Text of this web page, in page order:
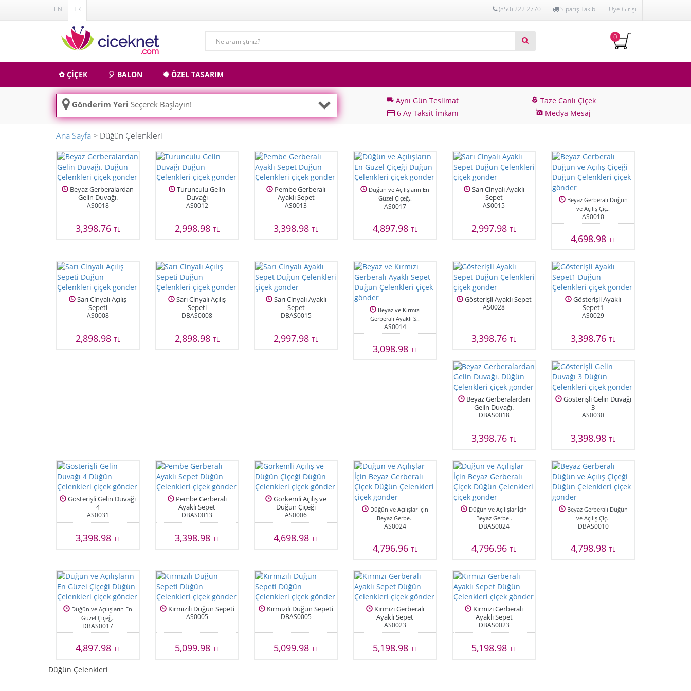
EN TR (850) 222 2770 Sipariş Takibi Üye Girişi
0
✿ ÇİÇEK 🎈 BALON ✹ ÖZEL TASARIM
Gönderim Yeri Seçerek Başlayın! local_shipping Aynı Gün Teslimat local_florist Taze Canlı Çiçek
6 Ay Taksit İmkanı
add_a_photo Medya Mesaj
Ana Sayfa > Düğün Çelenkleri
Beyaz Gerberalardan
Gelin Duvağı.
AS0018
3,398.76 TL
Turunculu Gelin
Duvağı
AS0012
2,998.98 TL
Pembe Gerberalı
Ayaklı Sepet
AS0013
3,398.98TL
Düğün ve Açılışların En
Güzel Çiçeğ..
AS0017
4,897.98 TL
Sarı Cinyalı Ayaklı
Sepet
AS0015
2,997.98TL
Beyaz Gerberalı Düğün
ve Açılış Çiç..
AS0010
4,698.98TL
Sarı Cinyalı Açılış
Sepeti
AS0008
2,898.98 TL
Sarı Cinyalı Açılış
Sepeti
DBAS0008
2,898.98 TL
Sarı Cinyalı Ayaklı
Sepet
DBAS0015
2,997.98TL
Beyaz ve Kırmızı
Gerberalı Ayaklı S..
AS0014
3,098.98 TL
Gösterişli Ayaklı Sepet
AS0028
3,398.76TL
Gösterişli Ayaklı
Sepet1
AS0029
3,398.76TL
Beyaz Gerberalardan
Gelin Duvağı.
DBAS0018
3,398.76TL
Gösterişli Gelin Duvağı
3
AS0030
3,398.98TL
Gösterişli Gelin Duvağı
4
AS0031
3,398.98 TL
Pembe Gerberalı
Ayaklı Sepet
DBAS0013
3,398.98 TL
Görkemli Açılış ve
Düğün Çiçeği
AS0006
4,698.98TL
Düğün ve Açılışlar İçin
Beyaz Gerbe..
AS0024
4,796.96 TL
Düğün ve Açılışlar İçin
Beyaz Gerbe..
DBAS0024
4,796.96TL
Beyaz Gerberalı Düğün
ve Açılış Çiç..
DBAS0010
4,798.98TL
Düğün ve Açılışların En
Güzel Çiçeğ..
DBAS0017
4,897.98 TL
Kırmızılı Düğün Sepeti
AS0005
5,099.98 TL
Kırmızılı Düğün Sepeti
DBAS0005
5,099.98TL
Kırmızı Gerberalı
Ayaklı Sepet
AS0023
5,198.98 TL
Kırmızı Gerberalı
Ayaklı Sepet
DBAS0023
5,198.98TL
Düğün Çelenkleri